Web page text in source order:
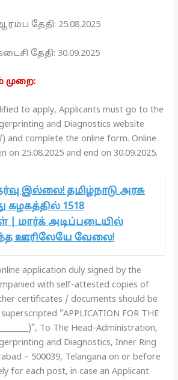
தேதி: 25.08.2025
தேதி: 30.09.2025
முறை:
to apply, Applicants must go to the
and Diagnostics website
and complete the online form. Online
on 25.08.2025 and end on 30.09.2025.
இல்லை! தமிழ்நாடு அரசு
கழகத்தில் 1518
| மார்க் அடிப்படையில்
ஊரிலேயே வேலை!
application duly signed by the
with self-attested copies of
certificates / documents should be
“APPLICATION FOR THE
________)”, To The Head-Administration,
and Diagnostics, Inner Ring
– 500039, Telangana on or before
for each post, in case an Applicant